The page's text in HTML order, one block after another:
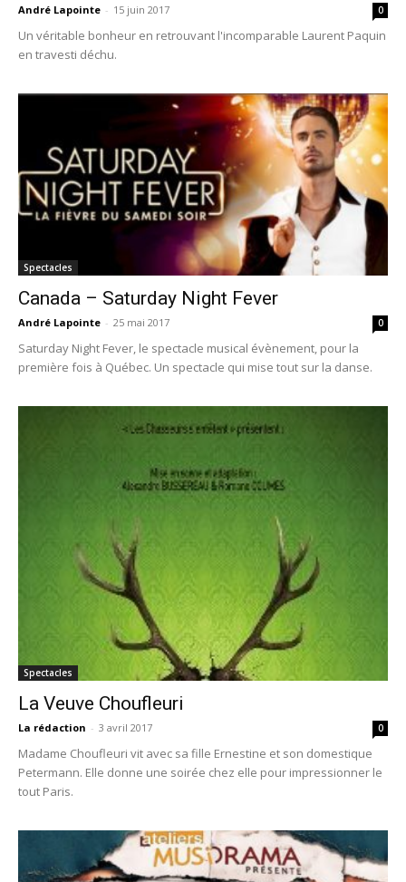
André Lapointe - 15 juin 2017 0
Un véritable bonheur en retrouvant l'incomparable Laurent Paquin
en travesti déchu.
Spectacles
Canada – Saturday Night Fever
André Lapointe - 25 mai 2017 0
Saturday Night Fever, le spectacle musical évènement, pour la
première fois à Québec. Un spectacle qui mise tout sur la danse.
Spectacles
La Veuve Choufleuri
La rédaction - 3 avril 2017 0
Madame Choufleuri vit avec sa fille Ernestine et son domestique
Petermann. Elle donne une soirée chez elle pour impressionner le
tout Paris.